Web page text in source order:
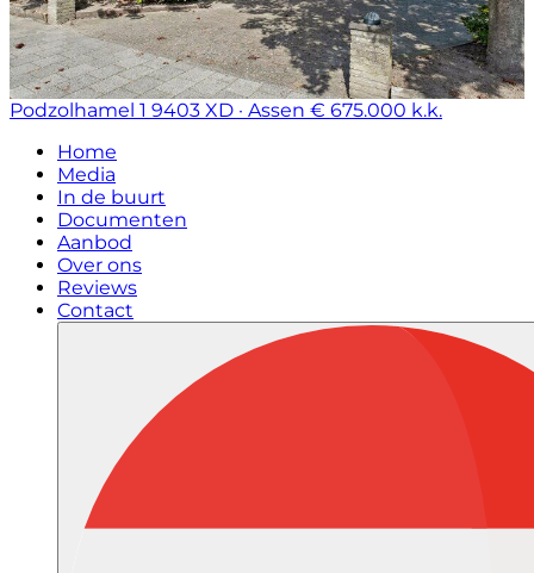
Podzolhamel 1 9403 XD · Assen € 675.000 k.k.
Home
Media
In de buurt
Documenten
Aanbod
Over ons
Reviews
Contact